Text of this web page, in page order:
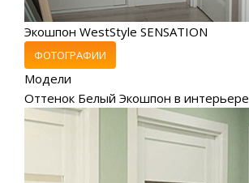
Экошпон WestStyle SENSATION
ФОТОГРАФИИ
Модели
Оттенок Белый Экошпон в интерьере